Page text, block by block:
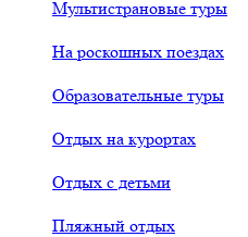
Мультистрановые туры
На роскошных поездах
Образовательные туры
Отдых на курортах
Отдых с детьми
Пляжный отдых